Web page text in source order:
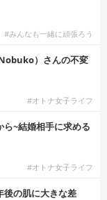
#みんなも一緒に頑張ろう
）さんの不変
#オトナ女子ライフ
ら~結婚相手に求める
#オトナ女子ライフ
後の肌に大きな差